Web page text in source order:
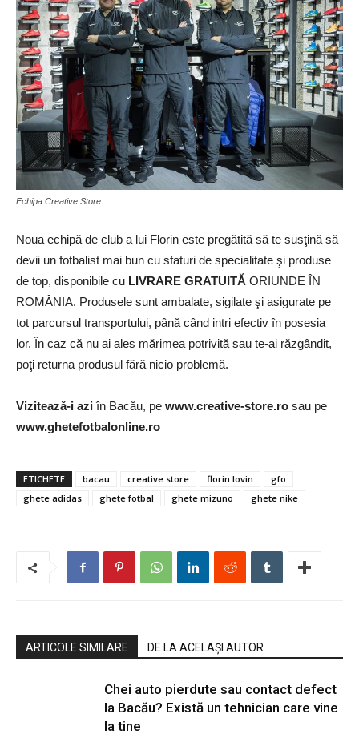
Echipa Creative Store
Noua echipă de club a lui Florin este pregătită să te susţină să
devii un fotbalist mai bun cu sfaturi de specialitate şi produse
de top, disponibile cu LIVRARE GRATUITĂ ORIUNDE ÎN
ROMÂNIA. Produsele sunt ambalate, sigilate şi asigurate pe
tot parcursul transportului, până când intri efectiv în posesia
lor. În caz că nu ai ales mărimea potrivită sau te-ai răzgândit,
poţi returna produsul fără nicio problemă.
Vizitează-i azi în Bacău, pe www.creative-store.ro sau pe
www.ghetefotbalonline.ro
ETICHETE bacau creative store florin lovin
gfo
ghete adidas
ghete fotbal ghete mizuno ghete nike
ARTICOLE SIMILARE DE LA ACELAȘI AUTOR
Chei auto pierdute sau contact defect
la Bacău? Există un tehnician care vine
la tine